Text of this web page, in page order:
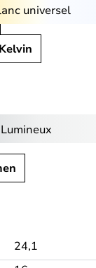
universel
Lumineux
24,1